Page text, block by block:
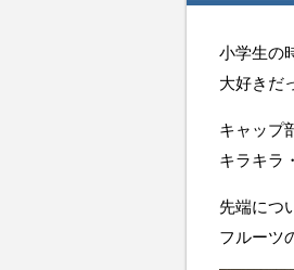
小学生の
大好きだ
キャップ
キラキラ
先端につ
フルーツ